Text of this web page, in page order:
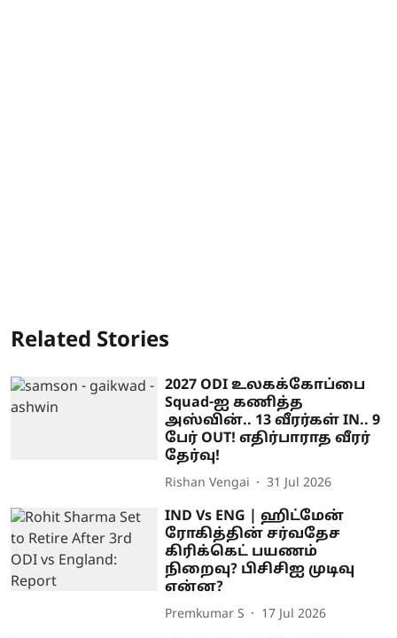
Related Stories
2027 ODI உலகக்கோப்பை
Squad-ஐ கணித்த
அஸ்வின்.. 13 வீரர்கள் IN.. 9
பேர் OUT! எதிர்பாராத வீரர்
தேர்வு!
Rishan Vengai 31 Jul 2026
IND Vs ENG | ஹிட்மேன்
ரோகித்தின் சர்வதேச
கிரிக்கெட் பயணம்
நிறைவு? பிசிசிஐ முடிவு
என்ன?
Premkumar S 17 Jul 2026